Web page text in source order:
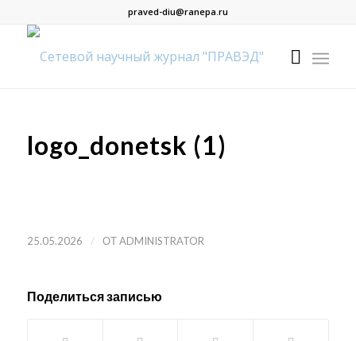
praved-diu@ranepa.ru
logo_donetsk (1)
25.05.2026 / ОТADMINISTRATOR
Поделиться записью